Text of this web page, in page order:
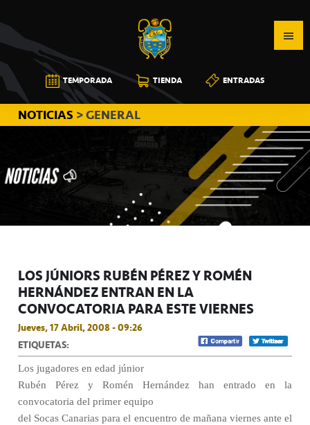
a
la
navegación
principal
al
contenido
principal
a
la
barra
lateral
principal
CB
CANARIAS
TEMPORADA TIENDA ENTRADAS
NOTICIAS > GENERAL
LOS JÚNIORS RUBÉN PÉREZ Y ROMÉN
HERNÁNDEZ ENTRAN EN LA
CONVOCATORIA PARA ESTE VIERNES
Jueves, 17 Abril, 2008 - 09:26
ETIQUETAS:
Los jugadores en edad júnior
Rubén Pérez y Romén Hernández han entrado en la
convocatoria del primer equipo
del Socas Canarias para el encuentro de mañana viernes ante el